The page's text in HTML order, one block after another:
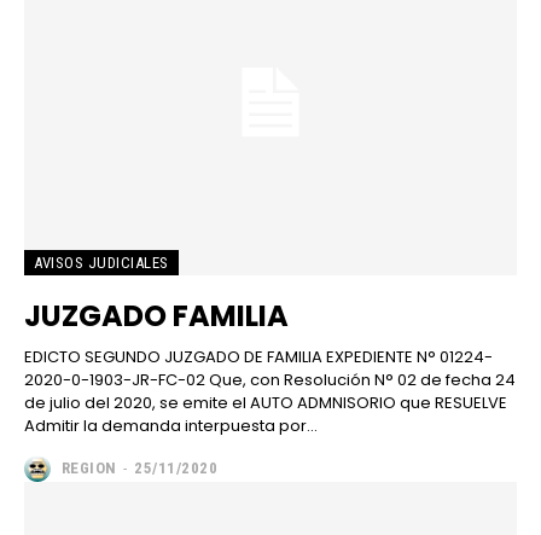
AVISOS JUDICIALES
JUZGADO FAMILIA
EDICTO SEGUNDO JUZGADO DE FAMILIA EXPEDIENTE N° 01224-
2020-0-1903-JR-FC-02 Que, con Resolución N° 02 de fecha 24
de julio del 2020, se emite el AUTO ADMNISORIO que RESUELVE
Admitir la demanda interpuesta por...
REGION - 25/11/2020